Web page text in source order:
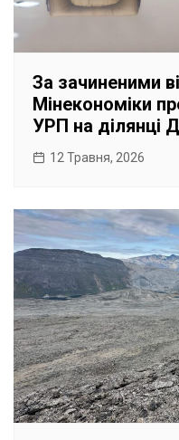
За зачиненими
Мінекономіки
УРП на ділянці
12 Травня, 2026